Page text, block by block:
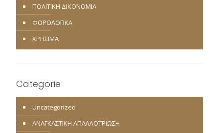
ΠΟΛΙΤΙΚΗ ΔΙΚΟΝΟΜΙΑ
ΦΟΡΟΛΟΓΙΚΑ
ΧΡΗΣΙΜΑ
Categorie
Uncategorized
ΑΝΑΓΚΑΣΤΙΚΗ ΑΠΑΛΛΟΤΡΙΩΣΗ